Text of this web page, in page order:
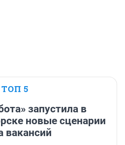
ТОП 5
запустила в
новые сценарии
вакансий